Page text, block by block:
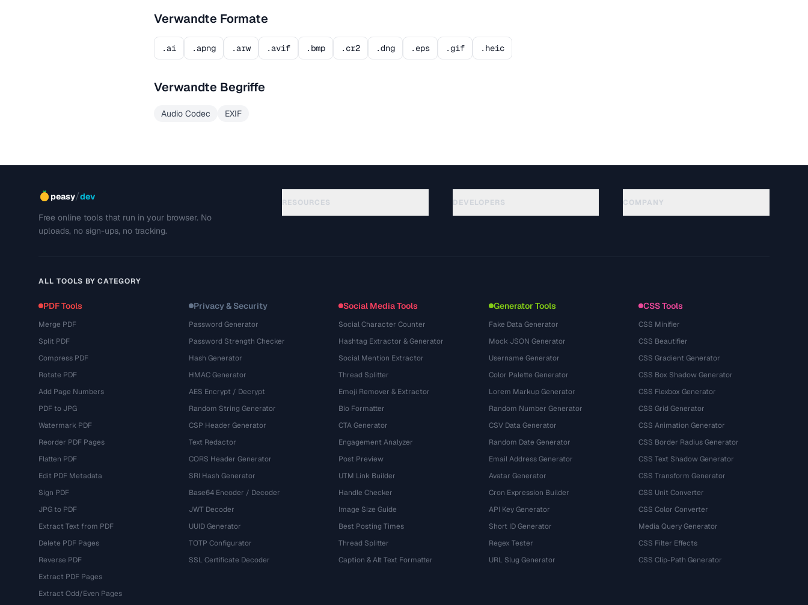
Verwandte Formate
.ai .apng .arw .avif .bmp .cr2 .dng .eps .gif .heic
Verwandte Begriffe
Audio Codec EXIF
peasy/dev
Free online tools that run in your browser. No
uploads, no sign-ups, no tracking.
RESOURCES DEVELOPERS COMPANY
ALL TOOLS BY CATEGORY
PDF Tools
Merge PDF
Split PDF
Compress PDF
Rotate PDF
Add Page Numbers
PDF to JPG
Watermark PDF
Reorder PDF Pages
Flatten PDF
Edit PDF Metadata
Sign PDF
JPG to PDF
Extract Text from PDF
Delete PDF Pages
Reverse PDF
Extract PDF Pages
Extract Odd/Even Pages
Privacy & Security
Password Generator
Password Strength Checker
Hash Generator
HMAC Generator
AES Encrypt / Decrypt
Random String Generator
CSP Header Generator
Text Redactor
CORS Header Generator
SRI Hash Generator
Base64 Encoder / Decoder
JWT Decoder
UUID Generator
TOTP Configurator
SSL Certificate Decoder
Social Media Tools
Social Character Counter
Hashtag Extractor & Generator
Social Mention Extractor
Thread Splitter
Emoji Remover & Extractor
Bio Formatter
CTA Generator
Engagement Analyzer
Post Preview
UTM Link Builder
Handle Checker
Image Size Guide
Best Posting Times
Thread Splitter
Caption & Alt Text Formatter
Generator Tools
Fake Data Generator
Mock JSON Generator
Username Generator
Color Palette Generator
Lorem Markup Generator
Random Number Generator
CSV Data Generator
Random Date Generator
Email Address Generator
Avatar Generator
Cron Expression Builder
API Key Generator
Short ID Generator
Regex Tester
URL Slug Generator
CSS Tools
CSS Minifier
CSS Beautifier
CSS Gradient Generator
CSS Box Shadow Generator
CSS Flexbox Generator
CSS Grid Generator
CSS Animation Generator
CSS Border Radius Generator
CSS Text Shadow Generator
CSS Transform Generator
CSS Unit Converter
CSS Color Converter
Media Query Generator
CSS Filter Effects
CSS Clip-Path Generator